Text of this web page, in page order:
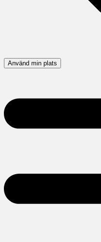
Använd min plats